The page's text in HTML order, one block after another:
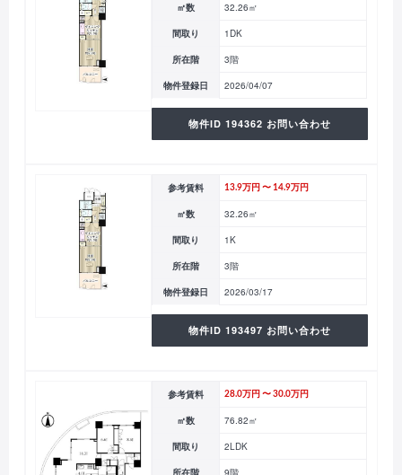
㎡数 32.26㎡
間取り 1DK
所在階 3階
物件登録日 2026/04/07
物件ID 194362 お問い合わせ
参考賃料 13.9万円 〜 14.9万円
㎡数 32.26㎡
間取り 1K
所在階 3階
物件登録日 2026/03/17
物件ID 193497 お問い合わせ
参考賃料 28.0万円 〜 30.0万円
㎡数 76.82㎡
間取り 2LDK
所在階 9階